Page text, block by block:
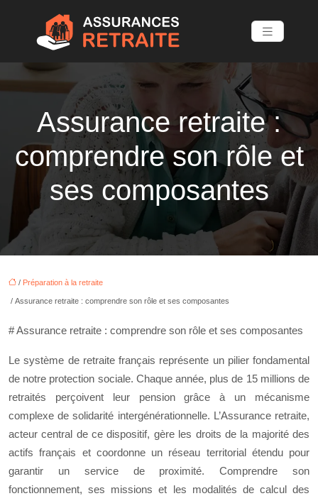
Assurance retraite :
comprendre son rôle et
ses composantes
/ Préparation à la retraite
/ Assurance retraite : comprendre son rôle et ses composantes
# Assurance retraite : comprendre son rôle et ses composantes
Le système de retraite français représente un pilier fondamental
de notre protection sociale. Chaque année, plus de 15 millions de
retraités perçoivent leur pension grâce à un mécanisme
complexe de solidarité intergénérationnelle. L’Assurance retraite,
acteur central de ce dispositif, gère les droits de la majorité des
actifs français et coordonne un réseau territorial étendu pour
garantir un service de proximité. Comprendre son
fonctionnement, ses missions et les modalités de calcul des